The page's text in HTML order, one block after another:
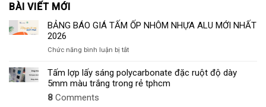
BÀI VIẾT MỚI
BẢNG BÁO GIÁ TẤM ỐP NHÔM NHỰA ALU MỚI NHẤT
2026
Chức năng bình luận bị tắtở
BÁO
GIÁ
TẤM
Tấm lợp lấy sáng polycarbonate đặc ruột độ dày
5mm màu trắng trong rẻ tphcm
8 Comments